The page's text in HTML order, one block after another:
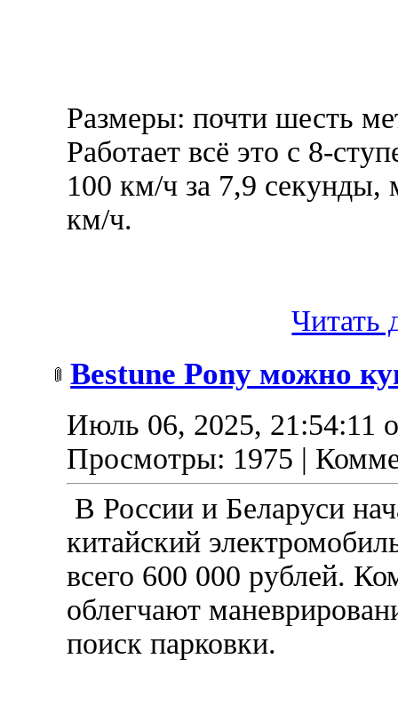
Размеры: почти шесть
Работает всё это с 8-
100 км/ч за 7,9
км/ч.
Читать
Bestune Pony можно
Июль 06, 2025, 21:54:11
Просмотры: 1975 |
В России и Беларуси
китайский
всего 600 000 рублей.
облегчают
поиск парковки.